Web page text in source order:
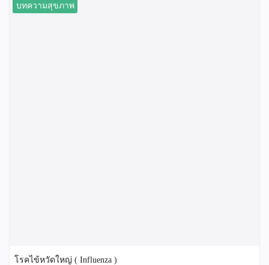
บทความสุขภาพ
โรคไข้หวัดใหญ่ ( Influenza )